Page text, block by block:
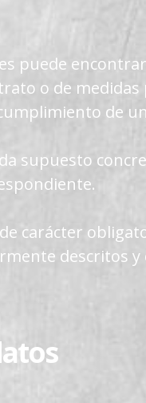
puede
o de
de
supuesto
carácter
descritos